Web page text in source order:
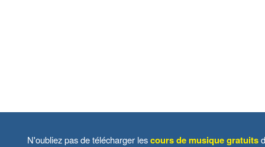
N'oubliez pas de télécharger lescours de musique gratuits